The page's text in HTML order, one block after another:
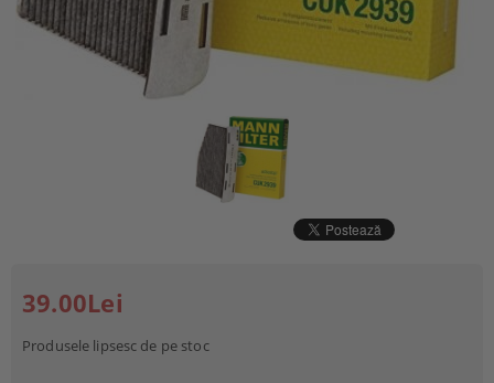
39.00Lei
Produsele lipsesc de pe stoc